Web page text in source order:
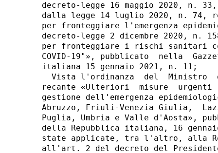
decreto-legge 16 maggio 2020, n.
dalla legge 14 luglio 2020, n. 74,
per fronteggiare l'emergenza
decreto-legge 2 dicembre 2020, n.
per fronteggiare i rischi sanitari
COVID-19"», pubblicato  nella
italiana 15 gennaio 2021, n. 11;
Vista l'ordinanza  del  Ministro
recante «Ulteriori  misure
gestione dell'emergenza
Abruzzo, Friuli-Venezia Giulia,
Puglia, Umbria e Valle d'Aosta»,
della Repubblica italiana, 16
state applicate, tra l'altro, alla
all'art. 2 del decreto del